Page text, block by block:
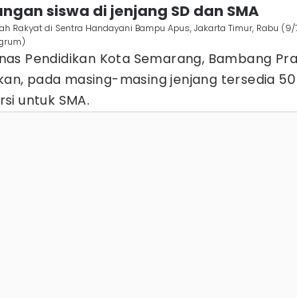
siswa di jenjang SD dan SMA
Rakyat di Sentra Handayani Bampu Apus, Jakarta Timur, Rabu
Pendidikan Kota Semarang, Bambang
pada masing-masing jenjang tersedia 50
untuk SMA.